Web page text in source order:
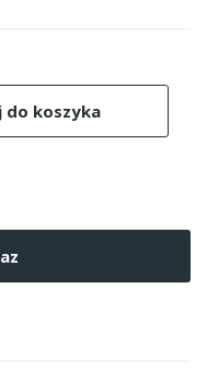
do koszyka